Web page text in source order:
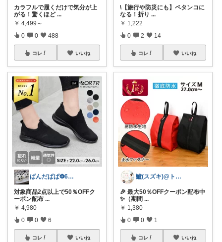
カラフルで履くだけで気分が上
がる！驚くほど ...
￥ 4,499～
0 0 488
コレ いいね
ぱんだぱぱ⚽️6日有難うございます
対象商品2点以上で50％OFFク
ーポン配布 ...
￥ 4,980
0 0 6
コレ いいね
\​【旅行や防災にも】ペタンコに
なる！折り ...
￥ 1,222
0 2 14
コレ いいね
鱸(スズキ)@トラベルグッズ
🎉 最大50％OFFクーポン配布中
✨（期間 ...
￥ 1,380
0 0 1
コレ いいね